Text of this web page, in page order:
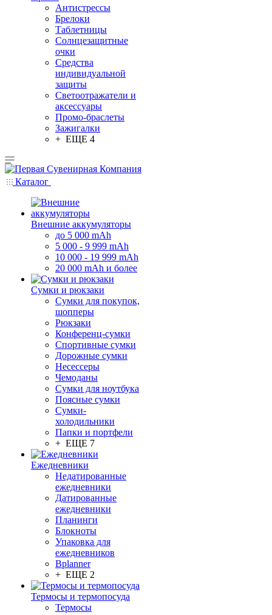
Антистрессы
Брелоки
Таблетницы
Солнцезащитные
очки
Средства
индивидуальной
защиты
Светоотражатели и
аксессуары
Промо-браслеты
Зажигалки
+ ЕЩЕ 4
Каталог
Внешние аккумуляторы
до 5 000 mAh
5 000 - 9 999 mAh
10 000 - 19 999 mAh
20 000 mAh и более
Сумки и рюкзаки
Сумки для покупок,
шопперы
Рюкзаки
Конференц-сумки
Спортивные сумки
Дорожные сумки
Несессеры
Чемоданы
Сумки для ноутбука
Поясные сумки
Сумки-
холодильники
Папки и портфели
+ ЕЩЕ 7
Ежедневники
Недатированные
ежедневники
Датированные
ежедневники
Планинги
Блокноты
Упаковка для
ежедневников
Bplanner
+ ЕЩЕ 2
Термосы и термопосуда
Термосы